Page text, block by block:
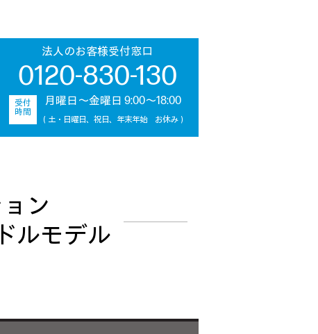
法人のお客様受付窓口
0120-830-130
受付
時間
月曜日～金曜日 9:00～18:00
（土・日曜日、祝日、年末年始 お休み）
ン
ルモデル